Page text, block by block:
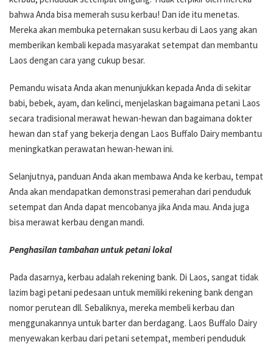
bahwa Anda bisa memerah susu kerbau! Dan ide itu menetas.
Mereka akan membuka peternakan susu kerbau di Laos yang akan
memberikan kembali kepada masyarakat setempat dan membantu
Laos dengan cara yang cukup besar.
Pemandu wisata Anda akan menunjukkan kepada Anda di sekitar
babi, bebek, ayam, dan kelinci, menjelaskan bagaimana petani Laos
secara tradisional merawat hewan-hewan dan bagaimana dokter
hewan dan staf yang bekerja dengan Laos Buffalo Dairy membantu
meningkatkan perawatan hewan-hewan ini.
Selanjutnya, panduan Anda akan membawa Anda ke kerbau, tempat
Anda akan mendapatkan demonstrasi pemerahan dari penduduk
setempat dan Anda dapat mencobanya jika Anda mau. Anda juga
bisa merawat kerbau dengan mandi.
Penghasilan tambahan untuk petani lokal
Pada dasarnya, kerbau adalah rekening bank. Di Laos, sangat tidak
lazim bagi petani pedesaan untuk memiliki rekening bank dengan
nomor perutean dll. Sebaliknya, mereka membeli kerbau dan
menggunakannya untuk barter dan berdagang. Laos Buffalo Dairy
menyewakan kerbau dari petani setempat, memberi penduduk